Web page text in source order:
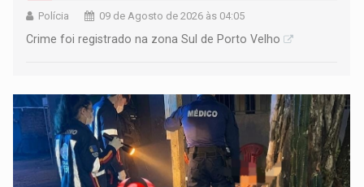
Polícia 09 de Agosto de 2026 às 04:05
Crime foi registrado na zona Sul de Porto Velho